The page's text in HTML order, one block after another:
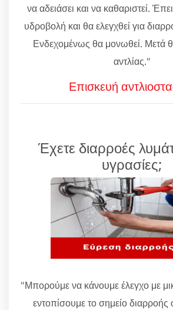
να αδειάσει και να καθαριστεί.
υδροβολή και θα ελεγχθεί για
Ενδεχομένως θα μονωθεί. Μετά
αντλίας."
Επισκευή
Έχετε διαρροές
υγρασίες;
"Μπορούμε να κάνουμε έλεγχο με
εντοπίσουμε το σημείο